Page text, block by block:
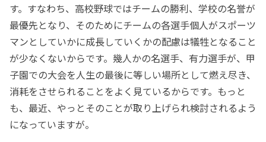
す。すなわち、高校野球ではチームの勝利、学校の名誉が
最優先となり、そのためにチームの各選手個人がスポーツ
マンとしていかに成長していくかの配慮は犠牲となること
が少なくないからです。幾人かの名選手、有力選手が、甲
子園での大会を人生の最後に等しい場所として燃え尽き、
消耗をさせられることをよく見ているからです。もっと
も、最近、やっとそのことが取り上げられ検討されるよう
になっていますが。